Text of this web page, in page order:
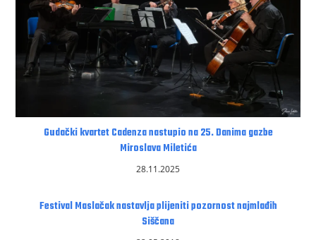
Gudački kvartet Cadenza nastupio na 25. Danima gazbe
Miroslava Miletića
28.11.2025
Festival Maslačak nastavlja plijeniti pozornost najmlađih
Siščana